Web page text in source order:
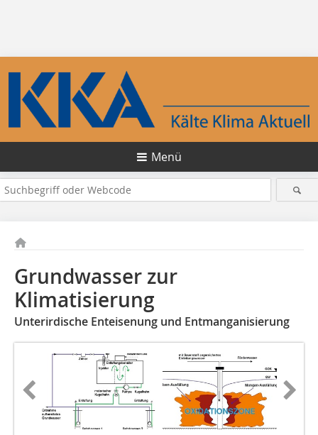
Menü
Grundwasser zur
Klimatisierung
Unterirdische Enteisenung und Entmanganisierung